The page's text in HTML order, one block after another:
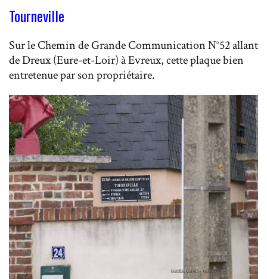
Tourneville
Sur le Chemin de Grande Communication N°52 allant
de Dreux (Eure-et-Loir) à Evreux, cette plaque bien
entretenue par son propriétaire.